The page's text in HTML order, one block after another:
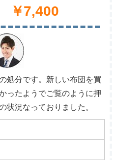
￥7,400
処分です。新しい布団を買
ったようでご覧のように押
状況なっておりました。